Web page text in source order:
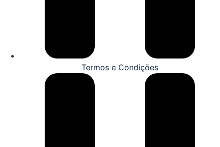
Termos e Condições